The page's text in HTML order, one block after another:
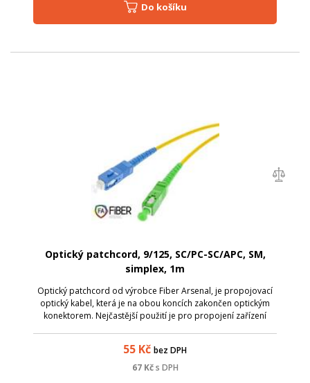
Do košíku
Optický patchcord, 9/125, SC/PC-SC/APC, SM,
simplex, 1m
Optický patchcord od výrobce Fiber Arsenal, je propojovací
optický kabel, která je na obou koncích zakončen optickým
konektorem. Nejčastější použití je pro propojení zařízení
55 Kč bez DPH
67Kč s DPH